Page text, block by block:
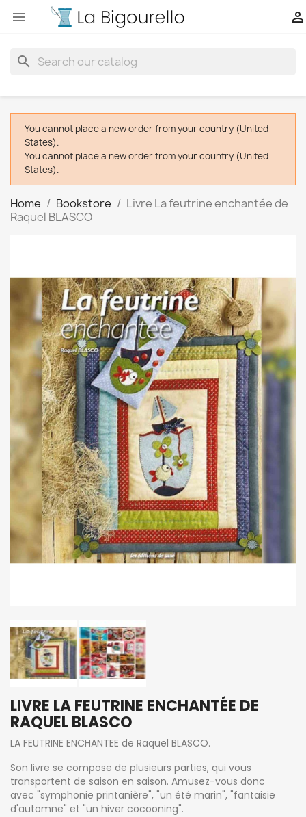
 
search
You cannot place a new order from your country (United
States).
You cannot place a new order from your country (United
States).
Home Bookstore
Livre La feutrine enchantée de
Raquel BLASCO
LIVRE LA FEUTRINE ENCHANTÉE DE
RAQUEL BLASCO
LA FEUTRINE ENCHANTEE de Raquel BLASCO.
Son livre se compose de plusieurs parties, qui vous
transportent de saison en saison. Amusez-vous donc
avec "symphonie printanière", "un été marin", "fantaisie
d'automne" et "un hiver cocooning".